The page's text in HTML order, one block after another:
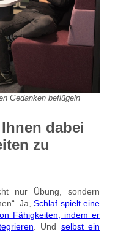
Gedanken beflügeln
dabei
zu
nur Übung, sondern
Ja,Schlaf spielt eine
Fähigkeiten, indem er
. Und selbst ein